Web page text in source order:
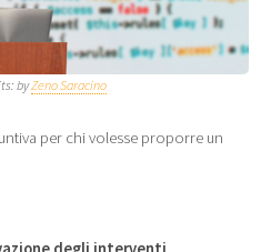
byZeno Saracino
per chi volesse proporre un